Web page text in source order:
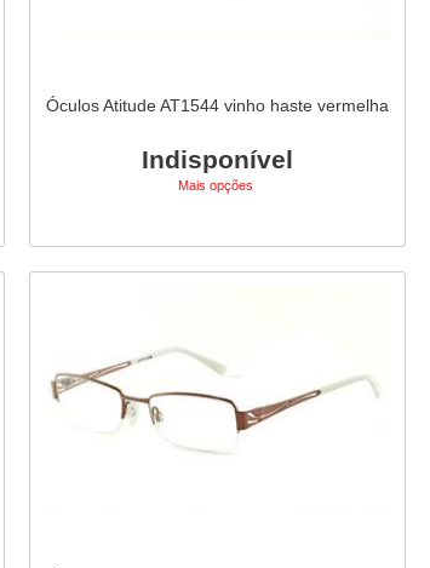
Óculos Atitude AT1544 vinho haste vermelha
Indisponível
Mais opções